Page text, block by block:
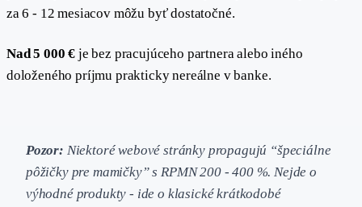
za 6 - 12 mesiacov môžu byť dostatočné.
Nad 5 000 € je bez pracujúceho partnera alebo iného
doloženého príjmu prakticky nereálne v banke.
Pozor: Niektoré webové stránky propagujú “špeciálne
pôžičky pre mamičky” s RPMN 200 - 400 %. Nejde o
výhodné produkty - ide o klasické krátkodobé